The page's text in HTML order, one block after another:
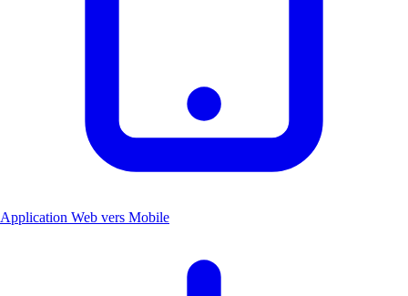
Application Web vers Mobile